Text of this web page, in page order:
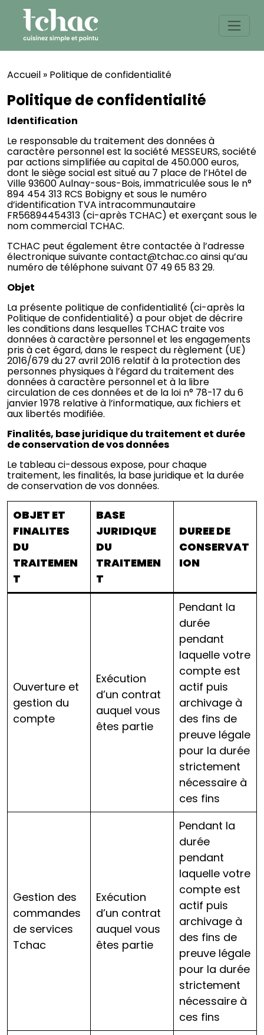
content
Accueil » Politique de confidentialité
Politique de confidentialité
Identification
Le responsable du traitement des données à
caractère personnel est la société MESSEURS, société
par actions simplifiée au capital de 450.000 euros,
dont le siège social est situé au 7 place de l’Hôtel de
Ville 93600 Aulnay-sous-Bois, immatriculée sous le n°
894 454 313 RCS Bobigny et sous le numéro
d’identification TVA intracommunautaire
FR56894454313 (ci-après TCHAC) et exerçant sous le
nom commercial TCHAC.
TCHAC peut également être contactée à l’adresse
électronique suivante contact@tchac.co ainsi qu’au
numéro de téléphone suivant 07 49 65 83 29.
Objet
La présente politique de confidentialité (ci-après la
Politique de confidentialité) a pour objet de décrire
les conditions dans lesquelles TCHAC traite vos
données à caractère personnel et les engagements
pris à cet égard, dans le respect du règlement (UE)
2016/679 du 27 avril 2016 relatif à la protection des
personnes physiques à l’égard du traitement des
données à caractère personnel et à la libre
circulation de ces données et de la loi n° 78-17 du 6
janvier 1978 relative à l’informatique, aux fichiers et
aux libertés modifiée.
Finalités, base juridique du traitement et durée
de conservation de vos données
Le tableau ci-dessous expose, pour chaque
traitement, les finalités, la base juridique et la durée
de conservation de vos données.
OBJET ET
FINALITES
DU
TRAITEMEN
T
BASE
JURIDIQUE
DU
TRAITEMEN
T
DUREE DE
CONSERVAT
ION
Ouverture et
gestion du
compte
Exécution
d’un contrat
auquel vous
êtes partie
Pendant la
durée
pendant
laquelle votre
compte est
actif puis
archivage à
des fins de
preuve légale
pour la durée
strictement
nécessaire à
ces fins
Gestion des
commandes
de services
Tchac
Exécution
d’un contrat
auquel vous
êtes partie
Pendant la
durée
pendant
laquelle votre
compte est
actif puis
archivage à
des fins de
preuve légale
pour la durée
strictement
nécessaire à
ces fins